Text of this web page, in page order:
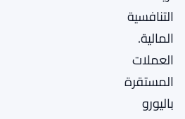
التنافسية
المالية.
العملات
المستقرة
باليورو